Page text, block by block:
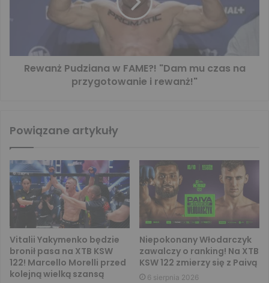
Rewanż Pudziana w FAME?! "Dam mu czas na
przygotowanie i rewanż!"
Powiązane artykuły
Vitalii Yakymenko będzie
bronił pasa na XTB KSW
122! Marcello Morelli przed
kolejną wielką szansą
Niepokonany Włodarczyk
zawalczy o ranking! Na XTB
KSW 122 zmierzy się z Paivą
6 sierpnia 2026